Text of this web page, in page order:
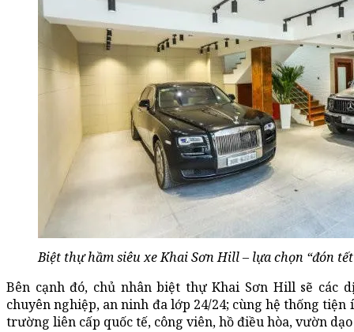
Biệt thự hầm siêu xe Khai Sơn Hill – lựa chọn “đón
Bên cạnh đó, chủ nhân biệt thự Khai Sơn Hill sẽ các
chuyên nghiệp, an ninh đa lớp 24/24; cùng hệ thống
trường liên cấp quốc tế, công viên, hồ điều hòa, vườn